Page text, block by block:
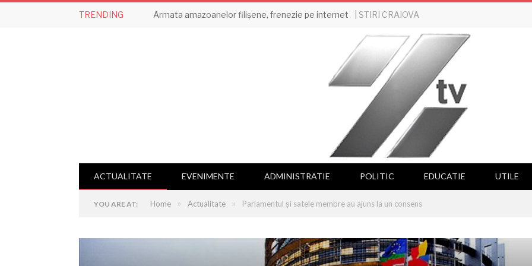
TRENDING Armata amazoanelor filișene, frenezie pe internet | STIRI CRAIOVA
ACTUALITATE EVENIMENTE ADMINISTRATIE POLITIC EDUCATIE UTILE
YOU ARE AT: Home » Actualitate » Parlamentul și satele membre au ajuns la un consens